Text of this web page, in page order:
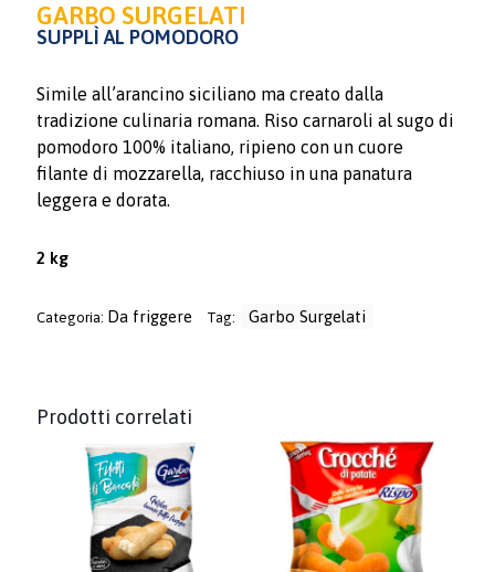
GARBO SURGELATI
SUPPLÌ AL POMODORO
Simile all’arancino siciliano ma creato dalla
tradizione culinaria romana. Riso carnaroli al sugo di
pomodoro 100% italiano, ripieno con un cuore
filante di mozzarella, racchiuso in una panatura
leggera e dorata.
2 kg
Categoria: Da friggere Tag: Garbo Surgelati
Prodotti correlati